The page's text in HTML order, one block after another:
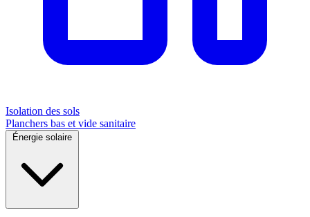
Isolation des sols
Planchers bas et vide sanitaire